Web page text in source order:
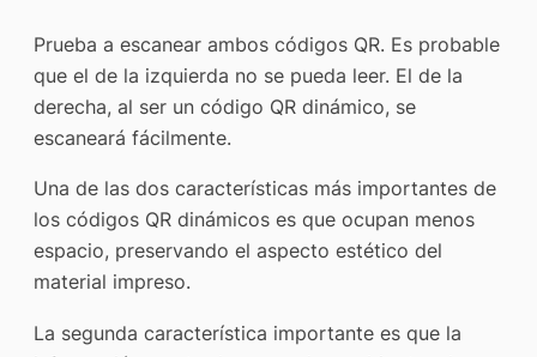
Prueba a escanear ambos códigos QR. Es probable
que el de la izquierda no se pueda leer. El de la
derecha, al ser un código QR dinámico, se
escaneará fácilmente.
Una de las dos características más importantes de
los códigos QR dinámicos es que ocupan menos
espacio, preservando el aspecto estético del
material impreso.
La segunda característica importante es que la